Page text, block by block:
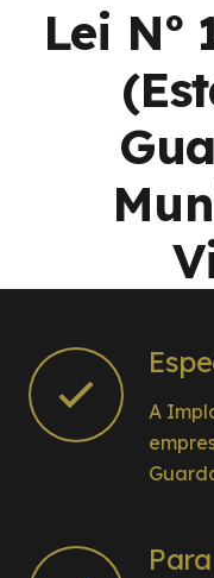
Lei Nº
A